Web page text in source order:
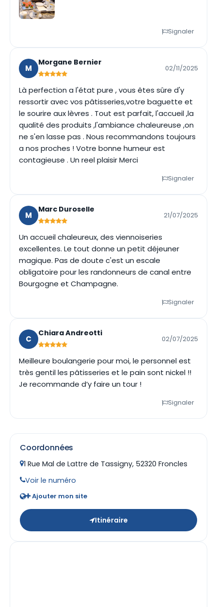
Signaler
M
Morgane Bernier
02/11/2025
Là perfection a l'état pure , vous êtes sûre d'y
ressortir avec vos pâtisseries,votre baguette et
le sourire aux lèvres . Tout est parfait, l'accueil ,la
qualité des produits ,l'ambiance chaleureuse ,on
ne s'en lasse pas . Nous recommandons toujours
a nos proches ! Votre bonne humeur est
contagieuse . Un reel plaisir Merci
Signaler
M
Marc Duroselle
21/07/2025
Un accueil chaleureux, des viennoiseries
excellentes. Le tout donne un petit déjeuner
magique. Pas de doute c'est un escale
obligatoire pour les randonneurs de canal entre
Bourgogne et Champagne.
Signaler
C
Chiara Andreotti
02/07/2025
Meilleure boulangerie pour moi, le personnel est
très gentil les pâtisseries et le pain sont nickel !!
Je recommande d’y faire un tour !
Signaler
Coordonnées
1 Rue Mal de Lattre de Tassigny, 52320 Froncles
Voir le numéro
Ajouter mon site
Itinéraire